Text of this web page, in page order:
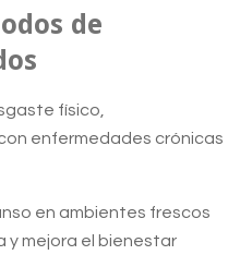
de
físico,
enfermedades crónicas
en ambientes frescos
y mejora el bienestar